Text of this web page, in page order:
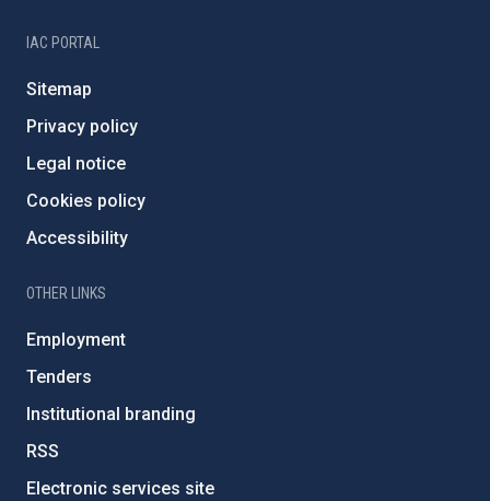
IAC PORTAL
Sitemap
Privacy policy
Legal notice
Cookies policy
Accessibility
OTHER LINKS
Employment
Tenders
Institutional branding
RSS
Electronic services site